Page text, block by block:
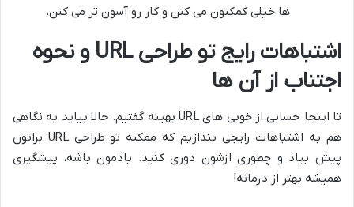
ها خیلی کمکتون می کنن و کار رو آسون تر می کنن.
اشتباهات رایج تو طراحی URL و نحوه
اجتناب از آن ها
تا اینجا حسابی از خوبی های URL بهینه گفتیم. حالا بیاید یه نگاهی
هم به اشتباهات رایجی بندازیم که ممکنه تو طراحی URL براتون
پیش بیاد و چطوری ازشون دوری کنید. یادمون باشه، پیشگیری
همیشه بهتر از درمانه!